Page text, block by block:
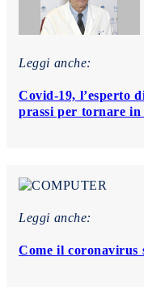
Leggi anche:
Covid-19, l’esperto
prassi per tornare in
Leggi anche:
Come il coronavirus